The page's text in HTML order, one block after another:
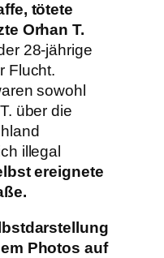
tötete
Orhan T.
28-jährige
Flucht.
sowohl
über die
illegal
ereignete
Photos auf